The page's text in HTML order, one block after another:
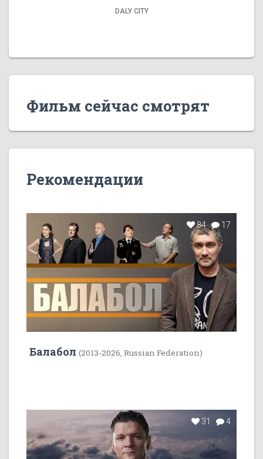
DALY CITY
Фильм сейчас смотрят
Рекомендации
84 17
Балабол (2013-2026, Russian Federation)
31 4